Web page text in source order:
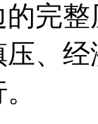
完
、